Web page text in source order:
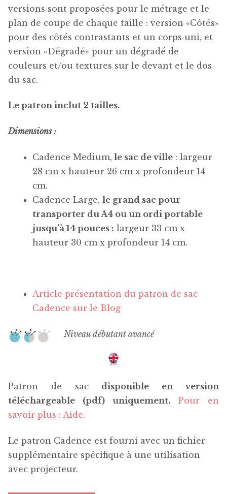
versions sont proposées pour le métrage et le
plan de coupe de chaque taille : version «Côtés»
pour des côtés contrastants et un corps uni, et
version «Dégradé» pour un dégradé de
couleurs et/ou textures sur le devant et le dos
du sac.
Le patron inclut 2 tailles.
Dimensions :
Cadence Medium, le sac de ville : largeur
28 cm x hauteur 26 cm x profondeur 14
cm.
Cadence Large, le grand sac pour
transporter du A4 ou un ordi portable
jusqu’à 14 pouces : largeur 33 cm x
hauteur 30 cm x profondeur 14 cm.
Article présentation du patron de sac
Cadence sur le Blog
Niveau débutant avancé
Patron de sac disponible en version
téléchargeable (pdf) uniquement.
Pour en
savoir plus : Aide.
Le patron Cadence est fourni avec un fichier
supplémentaire spécifique à une utilisation
avec projecteur.